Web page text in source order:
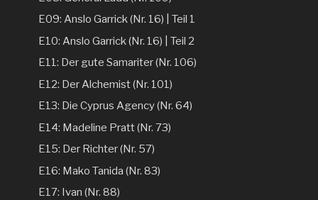
E09: Anslo Garrick (Nr. 16) | Teil 1
E10: Anslo Garrick (Nr. 16) | Teil 2
E11: Der gute Samariter (Nr. 106)
E12: Der Alchemist (Nr. 101)
E13: Die Cyprus Agency (Nr. 64)
E14: Madeline Pratt (Nr. 73)
E15: Der Richter (Nr. 57)
E16: Mako Tanida (Nr. 83)
E17: Ivan (Nr. 88)